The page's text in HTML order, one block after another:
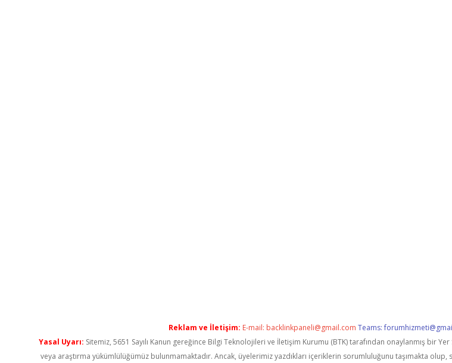
Reklam ve İletişim: E-mail: backlinkpaneli@gmail.com Teams:
Yasal Uyarı: Sitemiz, 5651 Sayılı Kanun gereğince Bilgi Teknolojileri ve İletişim Kurumu (BTK) tarafından onaylanmış bir
veya araştırma yükümlülüğümüz bulunmamaktadır. Ancak, üyelerimiz yazdıkları içeriklerin sorumluluğunu taşımakta